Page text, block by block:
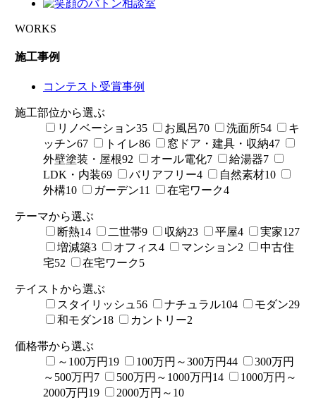
WORKS
施工事例
コンテスト受賞事例
施工部位から選ぶ
リノベーション35 お風呂70 洗面所54
キ
ッチン67 トイレ86 窓ドア・建具・収納47
外壁塗装・屋根92 オール電化7 給湯器7
LDK・内装69 バリアフリー4 自然素材10
外構10 ガーデン11 在宅ワーク4
テーマから選ぶ
断熱14 二世帯9 収納23 平屋4 実家127
増減築3 オフィス4 マンション2
中古住
宅52 在宅ワーク5
テイストから選ぶ
スタイリッシュ 56 ナチュラル104 モダン29
和モダン18 カントリー2
価格帯から選ぶ
～100万円 19 100万円～300万円44
300万円
～500万円 7 500万円～1000万円 14
1000万円～
2000万円 19 2000万円～ 10